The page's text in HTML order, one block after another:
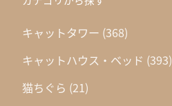
キャットタワー (368)
キャットハウス・ベッド (393)
猫ちぐら (21)